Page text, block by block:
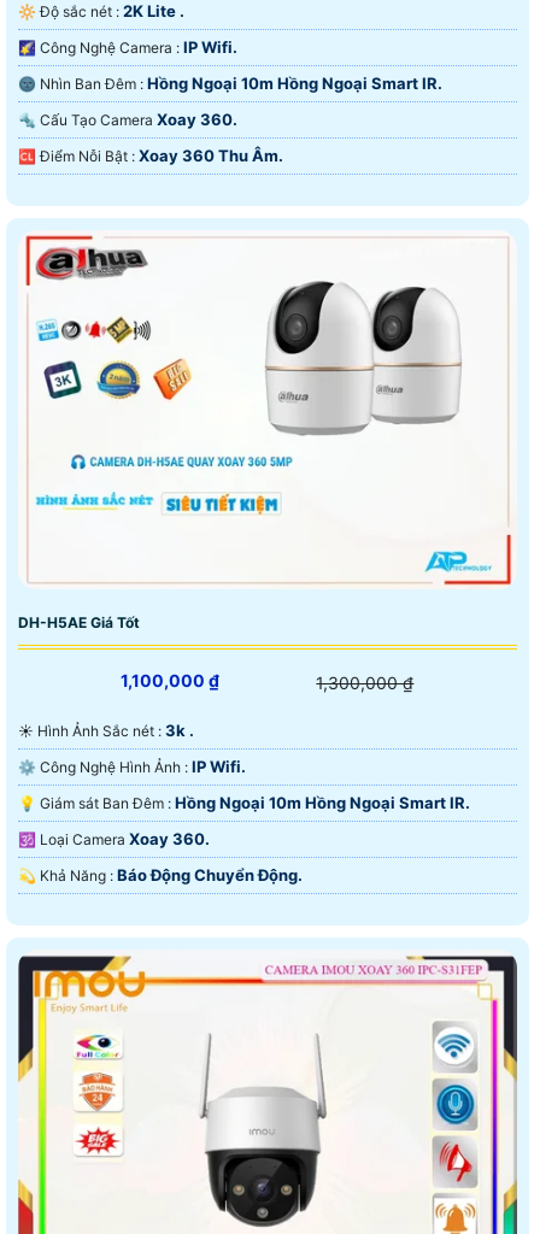
🔆 Độ sắc nét : 2K Lite .
🌠 Công Nghệ Camera : IP Wifi.
🌚 Nhìn Ban Đêm : Hồng Ngoại 10m Hồng Ngoại Smart IR.
🔩 Cấu Tạo Camera Xoay 360.
️🆑 Điểm Nỗi Bật : Xoay 360 Thu Âm.
DH-H5AE Giá Tốt
1,100,000 ₫ 1,300,000 ₫
☀️ Hình Ảnh Sắc nét : 3k .
⚙ Công Nghệ Hình Ảnh : IP Wifi.
💡 Giám sát Ban Đêm : Hồng Ngoại 10m Hồng Ngoại Smart IR.
🕉️ Loại Camera Xoay 360.
️💫 Khả Năng : Báo Động Chuyển Động.